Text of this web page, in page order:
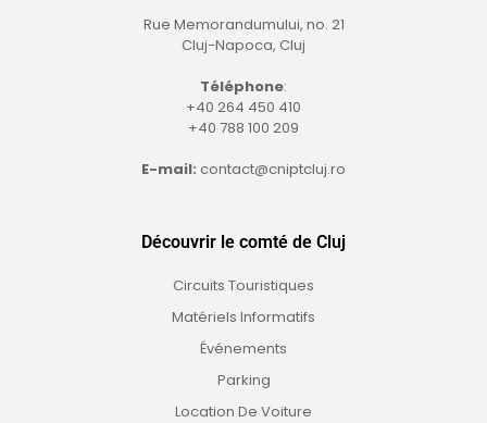
Rue Memorandumului, no. 21
Cluj-Napoca, Cluj
Téléphone:
+40 264 450 410
+40 788 100 209
E-mail: contact@cniptcluj.ro
Découvrir le comté de Cluj
Circuits Touristiques
Matériels Informatifs
Événements
Parking
Location De Voiture